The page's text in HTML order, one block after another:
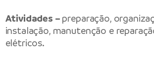
Atividades – preparação,
instalação, manutenção e
elétricos.